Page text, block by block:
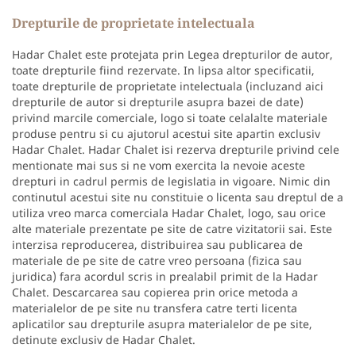
Drepturile de proprietate intelectuala
Hadar Chalet este protejata prin Legea drepturilor de autor,
toate drepturile fiind rezervate. In lipsa altor specificatii,
toate drepturile de proprietate intelectuala (incluzand aici
drepturile de autor si drepturile asupra bazei de date)
privind marcile comerciale, logo si toate celalalte materiale
produse pentru si cu ajutorul acestui site apartin exclusiv
Hadar Chalet. Hadar Chalet isi rezerva drepturile privind cele
mentionate mai sus si ne vom exercita la nevoie aceste
drepturi in cadrul permis de legislatia in vigoare. Nimic din
continutul acestui site nu constituie o licenta sau dreptul de a
utiliza vreo marca comerciala Hadar Chalet, logo, sau orice
alte materiale prezentate pe site de catre vizitatorii sai. Este
interzisa reproducerea, distribuirea sau publicarea de
materiale de pe site de catre vreo persoana (fizica sau
juridica) fara acordul scris in prealabil primit de la Hadar
Chalet. Descarcarea sau copierea prin orice metoda a
materialelor de pe site nu transfera catre terti licenta
aplicatilor sau drepturile asupra materialelor de pe site,
detinute exclusiv de Hadar Chalet.